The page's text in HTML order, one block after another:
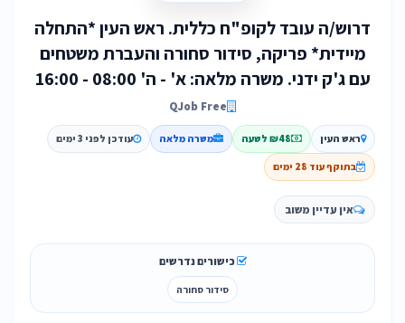
דרוש/ה עובד לקופ"ח כללית. ראש העין *התחלה
מיידית* פריקה, סידור סחורה והעברת משטחים
עם ג'ק ידני. משרה מלאה: א' - ה' 08:00 - 16:00
QJob Free
ראש העין ₪48 לשעה משרה מלאה עודכן לפני 3 ימים
בתוקף עוד 28 ימים
אין עדיין משוב
כישורים נדרשים
סידור סחורה